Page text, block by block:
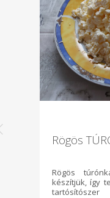
Rögös
Rögös
készítjük, így